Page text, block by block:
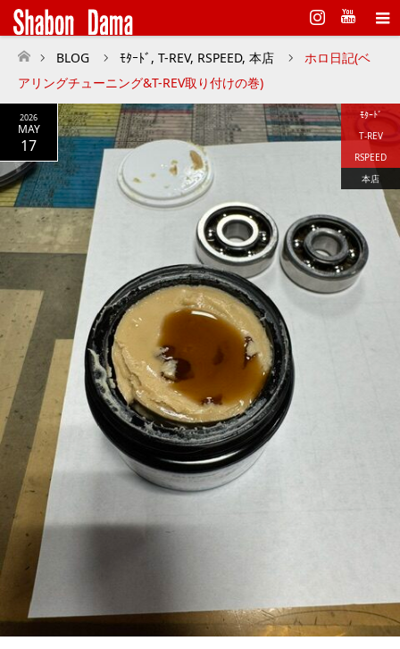
Instagram
ホーム
BLOG ﾓﾀｰﾄﾞ , T-REV, RSPEED, 本店
ホロ日記(ベ
アリングチューニング&T-REV取り付けの巻)
2026
MAY
17
ﾓﾀｰﾄﾞ
T-REV
RSPEED
本店